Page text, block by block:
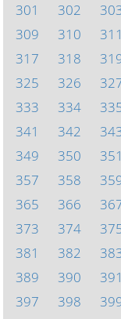
301
302
309
310 311
317
318
325
326
333
334
341
342
349
350 351
357
358
365
366
373
374
381
382
389
390 391
397
398